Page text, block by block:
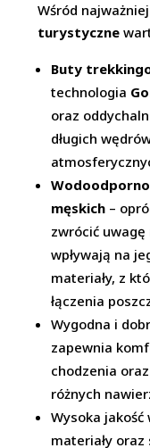
Wśród
turystyczne
Buty
technologia
oraz
długich
męskich –
zwrócić
wpływają na
materiały, z
łączenia
Wygodna i
zapewnia
chodzenia
różnych
Wysoka jakość
materiały